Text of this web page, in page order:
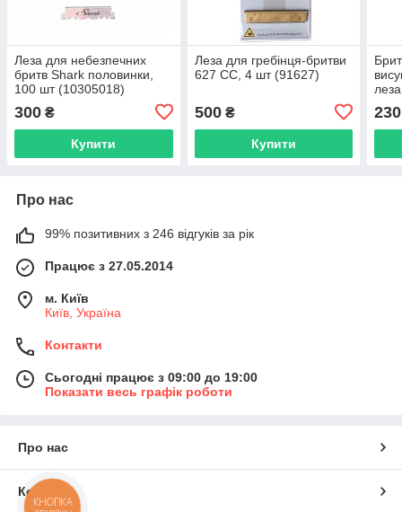
Леза для небезпечних
бритв Shark половинки,
100 шт (10305018)
300 ₴
Купити
Леза для гребінця-бритви
627 СС, 4 шт (91627)
500₴
Купити
230
Про нас
99% позитивних з 246 відгуків за рік
Працює з 27.05.2014
м. Київ
Київ, Україна
Контакти
Сьогодні працює з 09:00 до 19:00
Показати весь графік роботи
Про нас
Контакти
КНОПКА